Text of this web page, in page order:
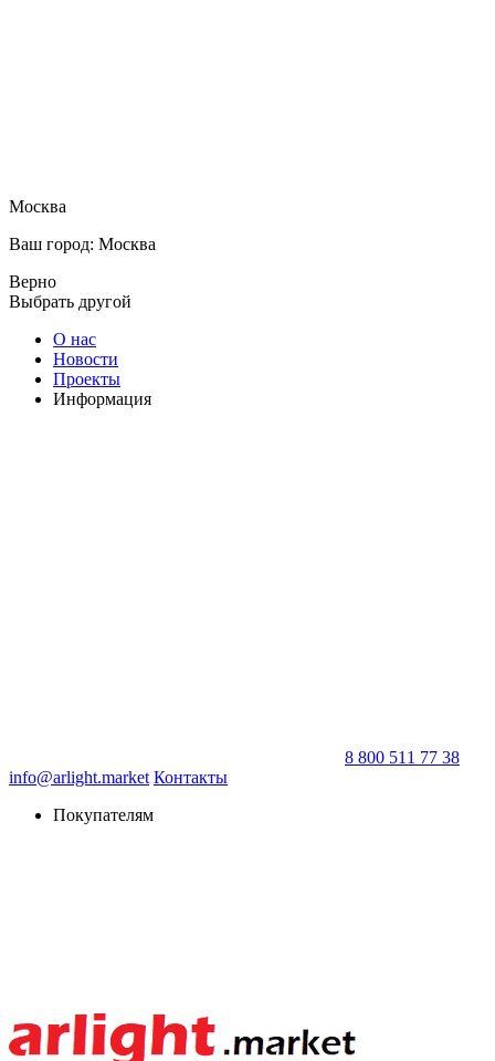
Москва
Ваш город: Москва
Верно
Выбрать другой
О нас
Новости
Проекты
Информация
8 800 511 77 38
info@arlight.market Контакты
Покупателям